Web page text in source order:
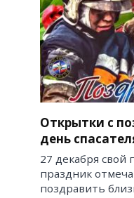
Открытки с
день
27 декабря свой
праздник
поздравить